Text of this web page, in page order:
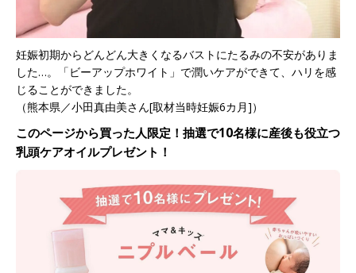
妊娠初期からどんどん大きくなるバストにたるみの不安がありま
した…。「ビーアップホワイト」で潤いケアができて、ハリを感
じることができました。
（熊本県／小田真由美さん[取材当時妊娠6カ月]）
このページから買った人限定！抽選で10名様に産後も役立つ
乳頭ケアオイルプレゼント！